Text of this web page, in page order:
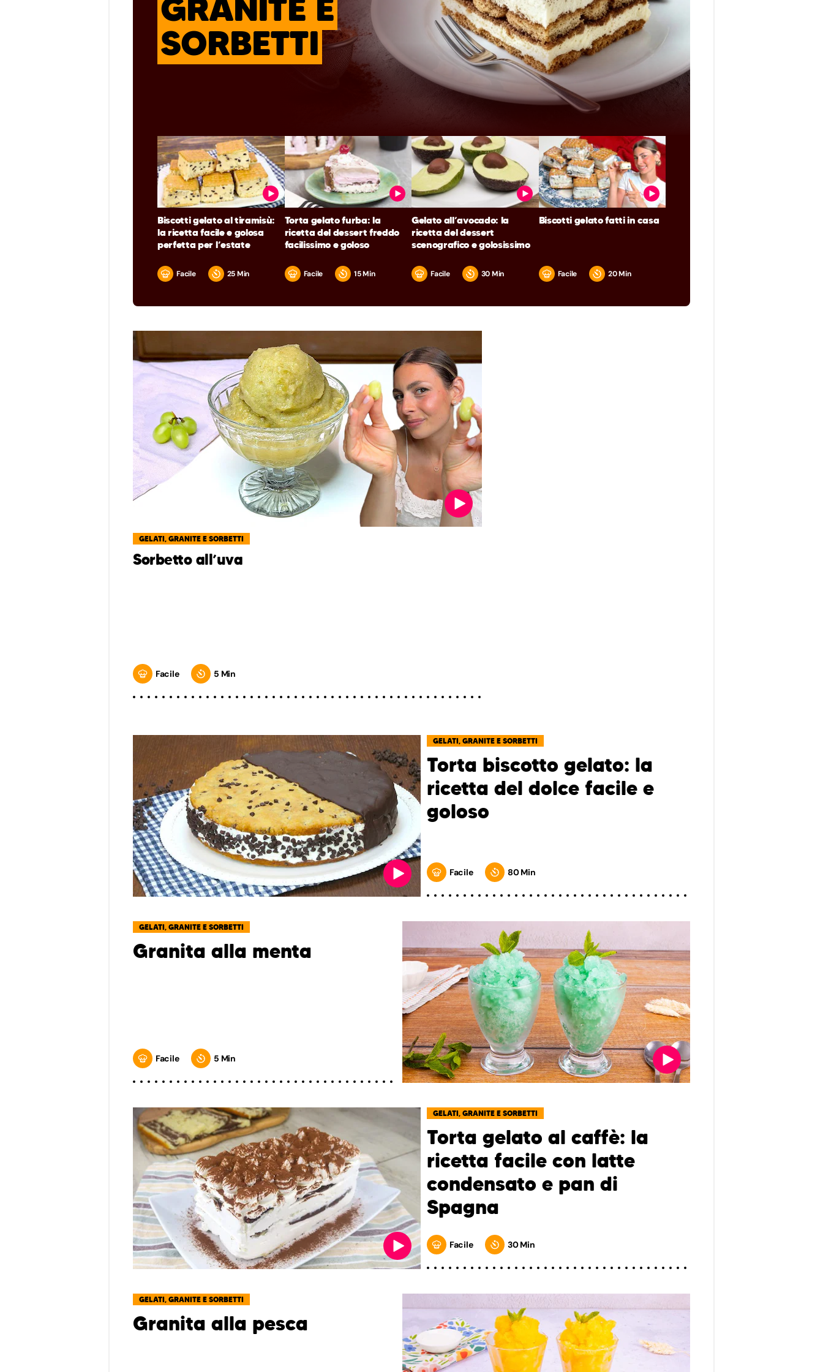
GRANITE E
SORBETTI
Biscotti gelato al tiramisù:
la ricetta facile e golosa
perfetta per l’estate
Facile 25 Min
Torta gelato furba: la
ricetta del dessert freddo
facilissimo e goloso
Facile 15 Min
Gelato all’avocado: la
ricetta del dessert
scenografico e golosissimo
Facile 30 Min
Biscotti gelato fatti in casa
Facile 20 Min
GELATI, GRANITE E SORBETTI
Sorbetto all’uva
Facile 5 Min
GELATI, GRANITE E SORBETTI
Torta biscotto gelato: la
ricetta del dolce facile e
goloso
Facile 80 Min
GELATI, GRANITE E SORBETTI
Granita alla menta
Facile 5 Min
GELATI, GRANITE E SORBETTI
Torta gelato al caffè: la
ricetta facile con latte
condensato e pan di
Spagna
Facile 30 Min
GELATI, GRANITE E SORBETTI
Granita alla pesca